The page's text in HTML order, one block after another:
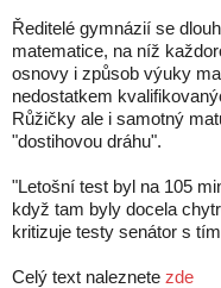
Ředitelé gymnázií se
matematice, na níž
osnovy i způsob výuky
nedostatkem
Růžičky ale i samotný
"dostihovou dráhu".
"Letošní test byl na 105
když tam byly docela
kritizuje testy senátor s
Celý text naleznete zde